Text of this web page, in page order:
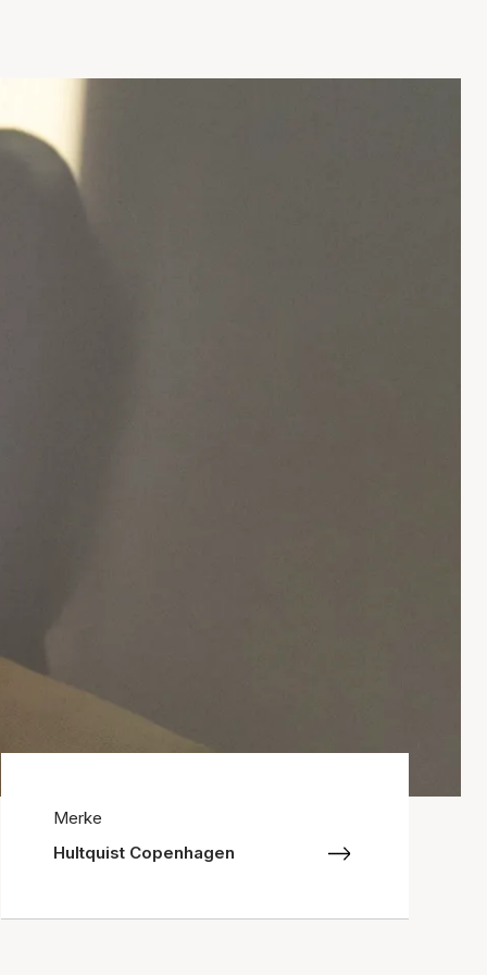
Merke
Hultquist Copenhagen